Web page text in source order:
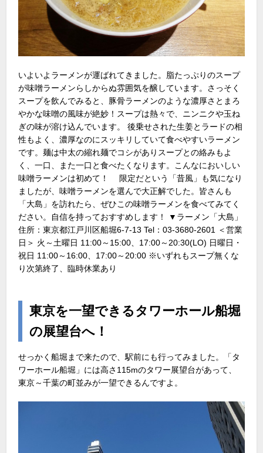
いよいよラーメンが運ばれてきました。脂たっぷりのスープ
が味噌ラーメンらしからぬ雰囲気を醸しています。さっそく
スープを飲んでみると、豚骨ラーメンのような濃厚さとまろ
やかな味噌の風味が絶妙！スープは熱々で、ニンニクや玉ね
ぎの味が溶け込んでいます。 後乗せされた生姜とラードの相
性もよく、濃厚なのにスッキリしていて食べやすいラーメン
です。麺は中太の縮れ麺でコシがありスープとの絡みもよ
く、一口、また一口と食べたくなります。こんなにおいしい
味噌ラーメンは初めて！ 限定だという「昔風」も気になり
ましたが、味噌ラーメンを選んで大正解でした。皆さんも
「大島」を訪れたら、ぜひこの味噌ラーメンを食べてみてく
ださい。自信を持っておすすめします！ ▼ラーメン「大島」
住所：東京都江戸川区船堀6-7-13 Tel：03-3680-2601 ＜営業
日＞ 火～土曜日 11:00～15:00、17:00～20:30(LO) 日曜日・
祝日 11:00～16:00、17:00～20:00 ※いずれもスープ無くな
り次第終了、臨時休業あり
東京を一望できるタワーホール船堀
の展望台へ！
せっかく船堀まで来たので、駅前にも行ってみました。「タ
ワーホール船堀」には高さ115mのタワー展望台があって、
東京～千葉の町並みが一望できるんですよ。